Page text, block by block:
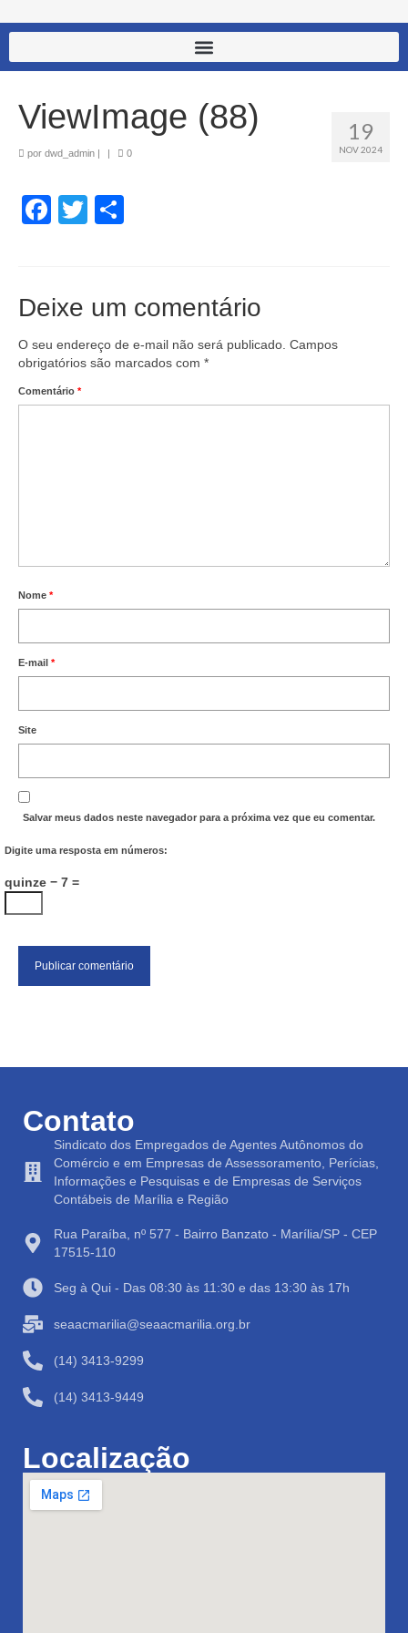
19
NOV 2024
ViewImage (88)
por dwd_admin 0
Facebook
Twitter
Deixe um comentário
O seu endereço de e-mail não será publicado. Campos
obrigatórios são marcados com *
Comentário *
Nome *
E-mail *
Site
Salvar meus dados neste navegador para a próxima vez que eu comentar.
Digite uma resposta em números:
quinze − 7 =
Contato
Sindicato dos Empregados de Agentes Autônomos do
Comércio e em Empresas de Assessoramento, Perícias,
Informações e Pesquisas e de Empresas de Serviços
Contábeis de Marília e Região
Rua Paraíba, nº 577 - Bairro Banzato - Marília/SP - CEP
17515-110
Seg à Qui - Das 08:30 às 11:30 e das 13:30 às 17h
seaacmarilia@seaacmarilia.org.br
(14) 3413-9299
(14) 3413-9449
Localização